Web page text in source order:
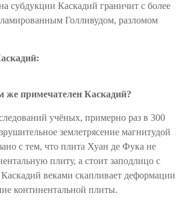
субдукции Каскадий граничит с более
Голливудом, разломом
же примечателен Каскадий?
учёных, примерно раз в 300
землетрясение магнитудой
с тем, что плита Хуан де Фука не
плиту, а стоит заподлицо с
веками скапливает деформации
континентальной плиты.